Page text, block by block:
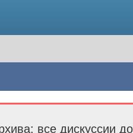
все дискуссии